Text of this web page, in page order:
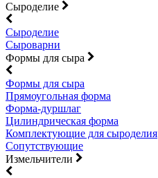
Сыроделие
Сыроделие
Сыроварни
Формы для сыра
Формы для сыра
Прямоугольная форма
Форма-дуршлаг
Цилиндрическая форма
Комплектующие для сыроделия
Сопутствующие
Измельчители